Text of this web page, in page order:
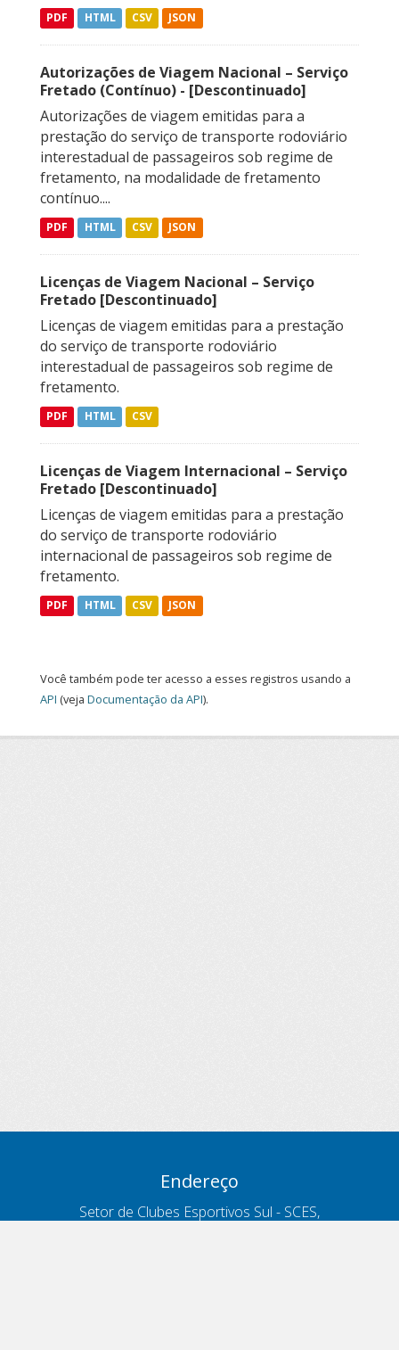
PDF HTML CSV JSON
Autorizações de Viagem Nacional – Serviço
Fretado (Contínuo) - [Descontinuado]
Autorizações de viagem emitidas para a
prestação do serviço de transporte rodoviário
interestadual de passageiros sob regime de
fretamento, na modalidade de fretamento
contínuo....
PDF HTML CSV JSON
Licenças de Viagem Nacional – Serviço
Fretado [Descontinuado]
Licenças de viagem emitidas para a prestação
do serviço de transporte rodoviário
interestadual de passageiros sob regime de
fretamento.
PDF HTML CSV
Licenças de Viagem Internacional – Serviço
Fretado [Descontinuado]
Licenças de viagem emitidas para a prestação
do serviço de transporte rodoviário
internacional de passageiros sob regime de
fretamento.
PDF HTML CSV JSON
Você também pode ter acesso a esses registros usando a
API (veja Documentação da API).
Endereço
Setor de Clubes Esportivos Sul - SCES,